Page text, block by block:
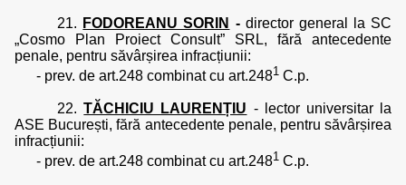
21. FODOREANU SORIN -director general la SC
„Cosmo Plan Proiect Consult” SRL, fără antecedente
penale, pentru săvârșirea infracțiunii:
- prev. de art.248 combinat cu art.2481 C.p.
22.TĂCHICIU LAURENȚIU -lector universitar la
ASE București, fără antecedente penale, pentru săvârșirea
infracțiunii:
- prev. de art.248 combinat cu art.2481 C.p.